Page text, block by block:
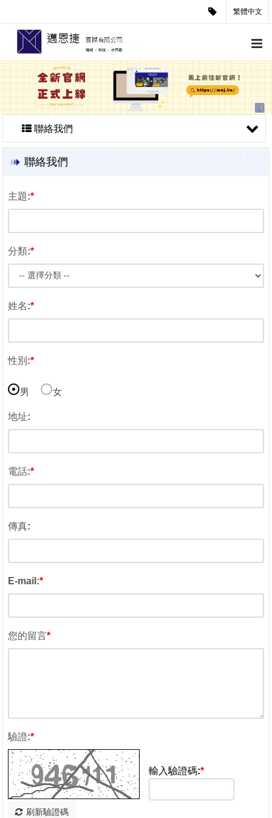
繁體中文
聯絡我們
聯絡我們
主題:*
分類:*
姓名:*
性別:*
男 女
地址:
電話:*
傳真:
E-mail:*
您的留言*
驗證:*
輸入驗證碼:*
刷新驗證碼